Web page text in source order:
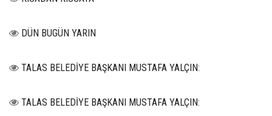
DÜN BUGÜN YARIN
TALAS BELEDİYE BAŞKANI MUSTAFA YALÇIN:
TALAS BELEDİYE BAŞKANI MUSTAFA YALÇIN: